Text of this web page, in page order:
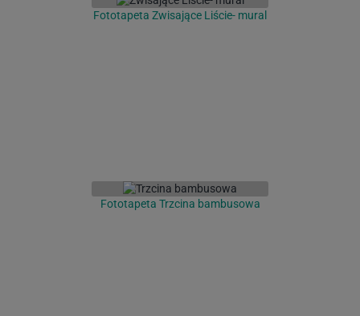
Fototapeta Zwisające Liście- mural
Fototapeta Trzcina bambusowa